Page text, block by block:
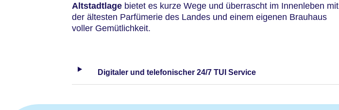
Altstadtlage bietet es kurze Wege und überrascht im Innenleben mit
der ältesten Parfümerie des Landes und einem eigenen Brauhaus
voller Gemütlichkeit.
Digitaler und telefonischer 24/7 TUI Service